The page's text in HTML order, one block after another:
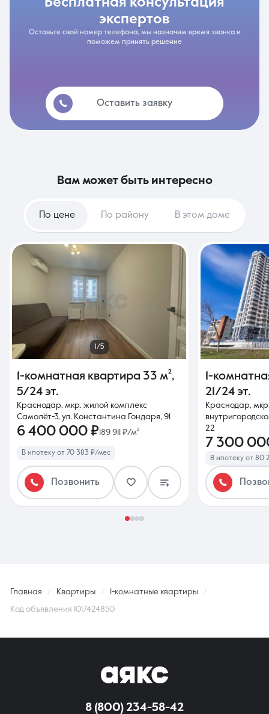
экспертов
Оставьте свой номер телефона, мы назначим время звонка и
поможем принять решение
Оставить заявку
вам может быть интересно
По цене По району В этом доме
1/5
1-комнатная квартира 33 м²,
5/24 эт.
Краснодар, мкр. жилой комплекс
Самолёт-3, ул. Константина Гондаря, 91
6 400 000 ₽ 189 911 ₽/м²
В ипотеку от 70 383 ₽/мес
Позвонить
1-
21/24 эт.
Краснодар,
22
7 300
В ипотеку от 80
Главная Квартиры 1-комнатные квартиры
Код объявления 1017424850
8 (800) 234-58-42